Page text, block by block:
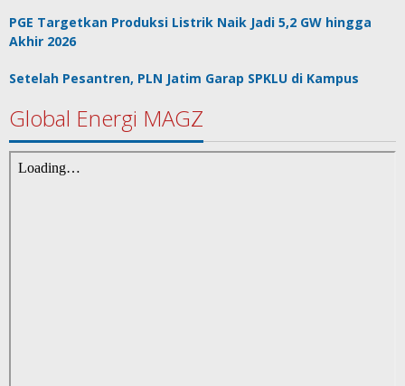
PGE Targetkan Produksi Listrik Naik Jadi 5,2 GW hingga
Akhir 2026
Setelah Pesantren, PLN Jatim Garap SPKLU di Kampus
Global Energi MAGZ